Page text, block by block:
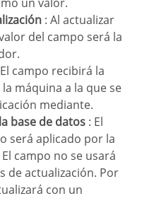
: Al actualizar
del campo será la
campo recibirá la
máquina a la que se
mediante.
base de datos : El
será aplicado por la
campo no se usará
de actualización. Por
con un